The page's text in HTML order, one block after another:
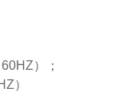
）；
）